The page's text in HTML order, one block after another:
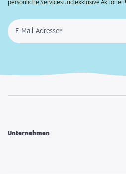
persönliche Services und exklusive Aktionen!
E-Mail-Adresse*
Unternehmen